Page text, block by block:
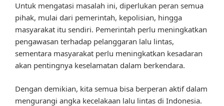
Untuk mengatasi masalah ini, diperlukan peran semua
pihak, mulai dari pemerintah, kepolisian, hingga
masyarakat itu sendiri. Pemerintah perlu meningkatkan
pengawasan terhadap pelanggaran lalu lintas,
sementara masyarakat perlu meningkatkan kesadaran
akan pentingnya keselamatan dalam berkendara.
Dengan demikian, kita semua bisa berperan aktif dalam
mengurangi angka kecelakaan lalu lintas di Indonesia.